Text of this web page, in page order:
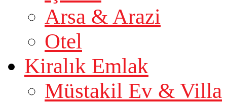
Arsa & Arazi
Otel
Kiralık Emlak
Müstakil Ev & Villa